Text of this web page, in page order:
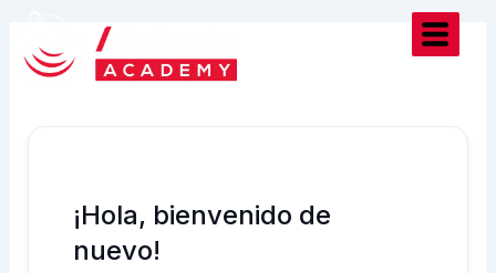
contenido
¡Hola, bienvenido de
nuevo!